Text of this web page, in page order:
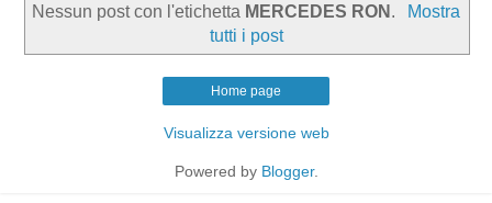
Nessun post con l'etichetta MERCEDES RON .
Mostra
tutti i post
Home page
Visualizza versione web
Powered by Blogger.